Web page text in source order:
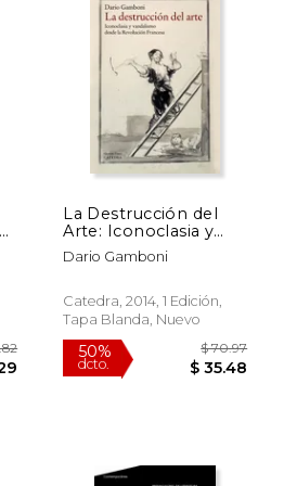
dcto.
La Destrucción del
Arte: Iconoclasia y
Vandalismo Desde la
Revolución Francesa
Dario Gamboni
Catedra, 2014, 1 Edición,
Tapa Blanda, Nuevo